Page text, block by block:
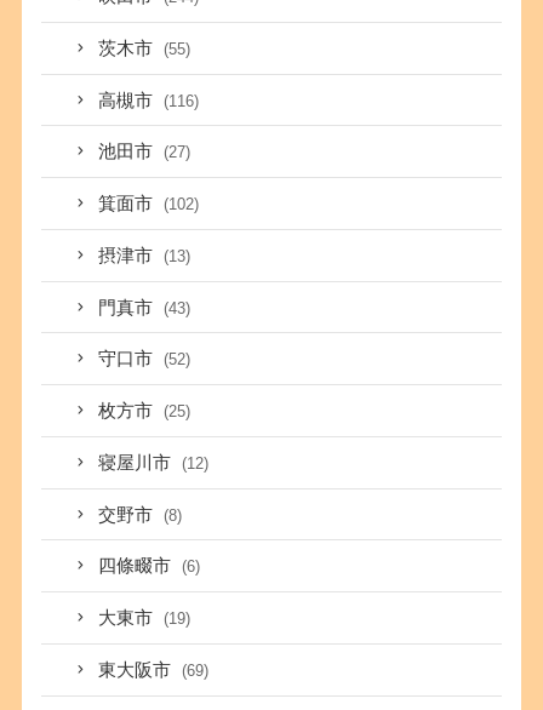
茨木市 (55)
高槻市 (116)
池田市 (27)
箕面市 (102)
摂津市 (13)
門真市 (43)
守口市 (52)
枚方市 (25)
寝屋川市 (12)
交野市 (8)
四條畷市 (6)
大東市 (19)
東大阪市 (69)